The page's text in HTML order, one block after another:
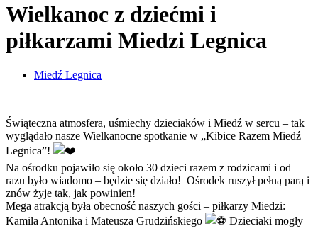
Wielkanoc z dziećmi i
piłkarzami Miedzi Legnica
Miedź Legnica
Świąteczna atmosfera, uśmiechy dzieciaków i Miedź w sercu – tak
wyglądało nasze Wielkanocne spotkanie w „Kibice Razem Miedź
Legnica”!
Na ośrodku pojawiło się około 30 dzieci razem z rodzicami i od
razu było wiadomo – będzie się działo! Ośrodek ruszył pełną parą i
znów żyje tak, jak powinien!
Mega atrakcją była obecność naszych gości – piłkarzy Miedzi:
Kamila Antonika i Mateusza Grudzińskiego
Dzieciaki mogły